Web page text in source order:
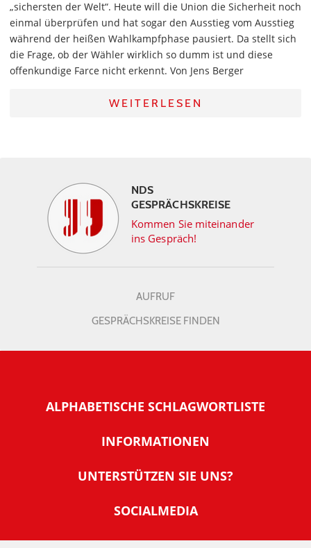
„sichersten der Welt“. Heute will die Union die Sicherheit noch
einmal überprüfen und hat sogar den Ausstieg vom Ausstieg
während der heißen Wahlkampfphase pausiert. Da stellt sich
die Frage, ob der Wähler wirklich so dumm ist und diese
offenkundige Farce nicht erkennt. Von Jens Berger
WEITERLESEN
NDS
GESPRÄCHSKREISE
Kommen Sie miteinander
ins Gespräch!
AUFRUF
GESPRÄCHSKREISE FINDEN
ALPHABETISCHE SCHLAGWORTLISTE
INFORMATIONEN
Warum NachDenkSeiten
Tipps zur Nutzung der NachDenkSeiten
Banner und E-Mail-Signaturen
UNTERSTÜTZEN SIE UNS?
SOCIALMEDIA